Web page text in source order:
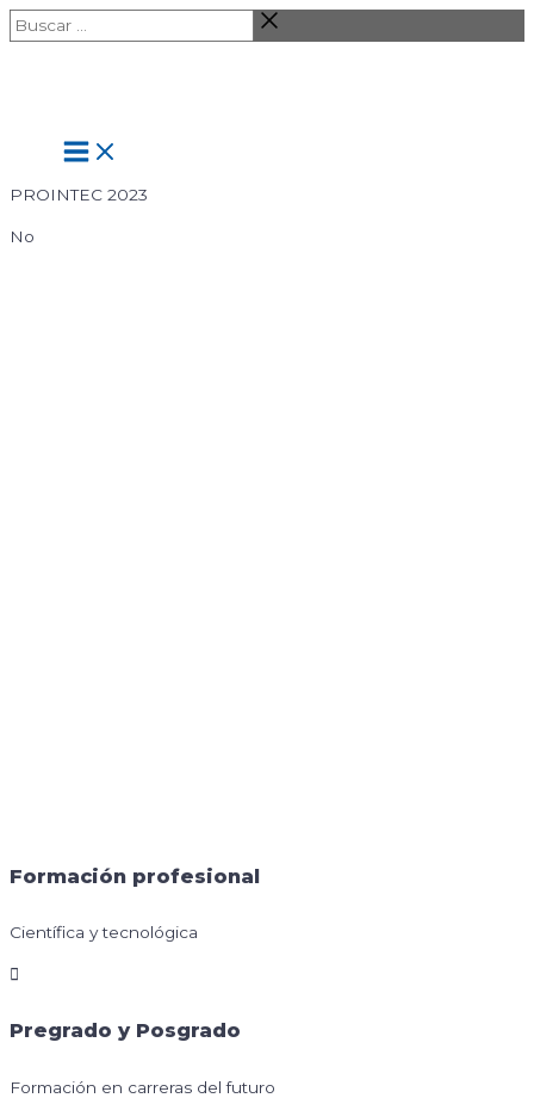
Ir
al
Buscar
…
Main
Menu
PROINTEC 2023
No
Formación profesional
Científica y tecnológica
Pregrado y Posgrado
Formación en carreras del futuro